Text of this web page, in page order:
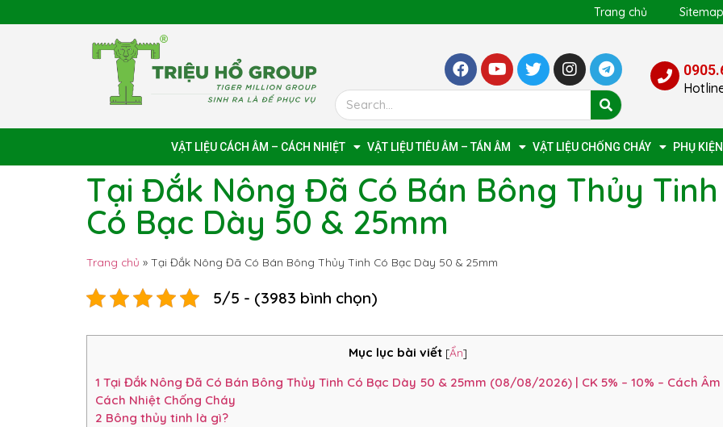
Trang chủ Sitemap
VẬT LIỆU CÁCH ÂM – CÁCH NHIỆT VẬT LIỆU TIÊU ÂM – TÁN ÂM VẬT LIỆU CHỐNG CHÁY PHỤ
Tại Đắk Nông Đã Có Bán Bông Thủy Tinh
Có Bạc Dày 50 & 25mm
Trang chủ » Tại Đắk Nông Đã Có Bán Bông Thủy Tinh Có Bạc Dày 50 & 25mm
5/5 - (3983 bình chọn)
Mục lục bài viết [Ẩn]
1 Tại Đắk Nông Đã Có Bán Bông Thủy Tinh Có Bạc Dày 50 & 25mm (08/08/2026) | CK 5% – 10% – Cách Âm
Cách Nhiệt Chống Cháy
2 Bông thủy tinh là gì?